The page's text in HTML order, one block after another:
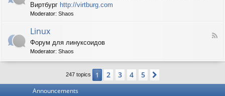
i
W
e
h
b
g
Виртбург http://virtburg.com
Moderator: Shaos
F
i
Linux
Форум для линуксоидов
Moderator: Shaos
247 topics 1 2 3 4 5
Announcements